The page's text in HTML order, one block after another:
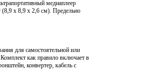
медиаплеер
(8,9 x 8,9 x 2,6 см). Предельно
для самостоятельной или
как правило включает в
конвертер, кабель с